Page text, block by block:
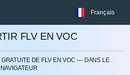
Français
FLV EN VOC
DE FLV EN VOC — DANS LE
NAVIGATEUR